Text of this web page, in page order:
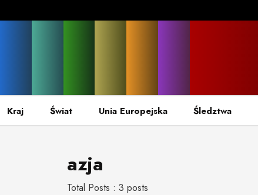
Kraj Świat Unia Europejska Śledztwa
azja
Total Posts : 3 posts